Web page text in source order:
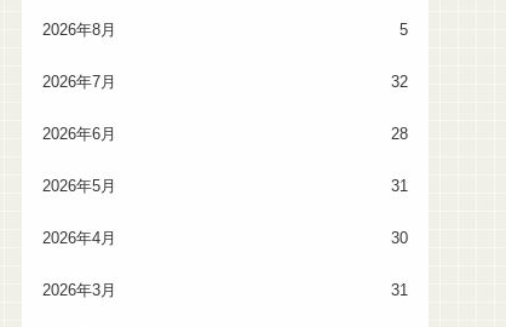
2026年8月 5
2026年7月 32
2026年6月 28
2026年5月 31
2026年4月 30
2026年3月 31